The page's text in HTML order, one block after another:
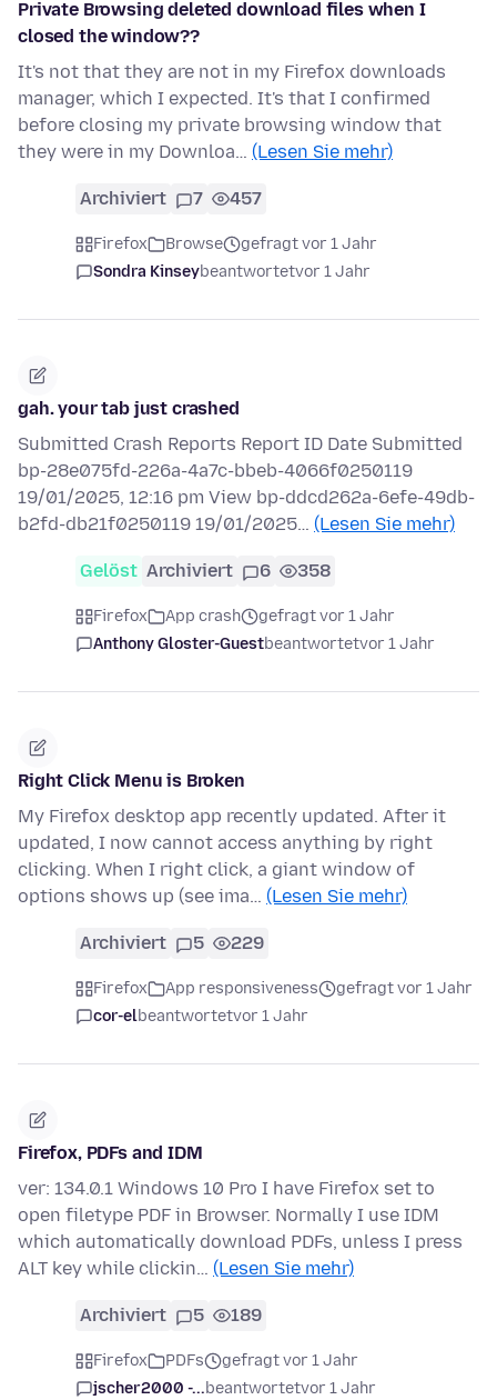
Private Browsing deleted download files when I
closed the window??
It's not that they are not in my Firefox downloads
manager, which I expected. It's that I confirmed
before closing my private browsing window that
they were in my Downloa… (Lesen Sie mehr)
Archiviert 7 457
Firefox Browse
gefragt vor 1 Jahr
Sondra Kinseybeantwortetvor 1 Jahr
gah. your tab just crashed
Submitted Crash Reports Report ID Date Submitted
bp-28e075fd-226a-4a7c-bbeb-4066f0250119
19/01/2025, 12:16 pm View bp-ddcd262a-6efe-49db-
b2fd-db21f0250119 19/01/2025… (Lesen Sie mehr)
Gelöst Archiviert 6 358
Firefox App crash
gefragt vor 1 Jahr
Anthony Gloster-Guestbeantwortetvor 1 Jahr
Right Click Menu is Broken
My Firefox desktop app recently updated. After it
updated, I now cannot access anything by right
clicking. When I right click, a giant window of
options shows up (see ima… (Lesen Sie mehr)
Archiviert 5 229
Firefox App responsiveness
gefragt vor 1 Jahr
cor-elbeantwortetvor 1 Jahr
Firefox, PDFs and IDM
ver: 134.0.1 Windows 10 Pro I have Firefox set to
open filetype PDF in Browser. Normally I use IDM
which automatically download PDFs, unless I press
ALT key while clickin… (Lesen Sie mehr)
Archiviert 5 189
Firefox PDFs
gefragt vor 1 Jahr
jscher2000 -...beantwortetvor 1 Jahr